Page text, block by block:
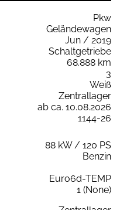
Pkw
Geländewagen
Jun / 2019
Schaltgetriebe
68.888 km
3
Weiß
Zentrallager
ab ca. 10.08.2026
1144-26
88 kW / 120 PS
Benzin
Euro6d-TEMP
1 (None)